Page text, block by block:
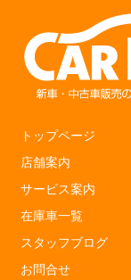
トップページ
店舗案内
サービス案内
在庫車一覧
スタッフブログ
お問合せ